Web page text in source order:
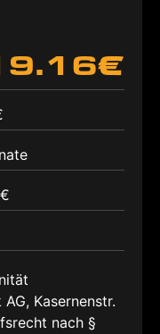
Kasernenstr.
nach §